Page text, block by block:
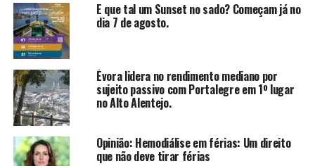
E que tal um Sunset no sado? Começam já no
dia 7 de agosto.
Évora lidera no rendimento mediano por
sujeito passivo com Portalegre em 1º lugar
no Alto Alentejo.
Opinião: Hemodiálise em férias: Um direito
que não deve tirar férias